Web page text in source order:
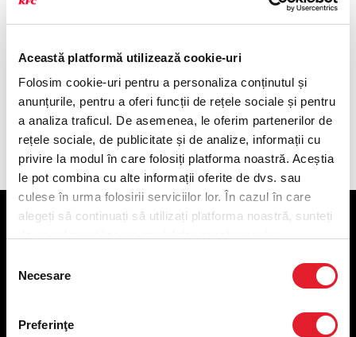
Această platformă utilizează cookie-uri
Folosim cookie-uri pentru a personaliza conținutul și
anunțurile, pentru a oferi funcții de rețele sociale și pentru
a analiza traficul. De asemenea, le oferim partenerilor de
rețele sociale, de publicitate și de analize, informații cu
privire la modul în care folosiți platforma noastră. Aceștia
le pot combina cu alte informații oferite de dvs. sau
culese în urma folosirii serviciilor lor. În cazul în care
alegeți să continuați să utilizați platforma noastră, sunteți
consimțământului
Necesare
Preferinţe
Componența produsului
Meniu livrare
Abonare Newsletter